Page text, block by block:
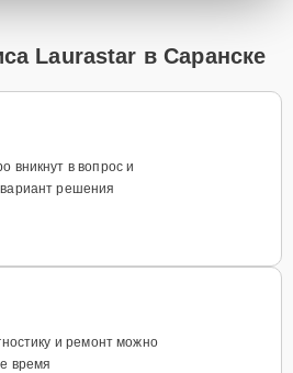
Laurastar в Саранске
вникнут в вопрос и
решения
и ремонт можно
время